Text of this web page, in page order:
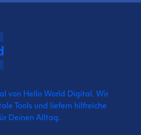
von Hello World Digital. Wir
Tools und liefern hilfreiche
Deinen Alltag.